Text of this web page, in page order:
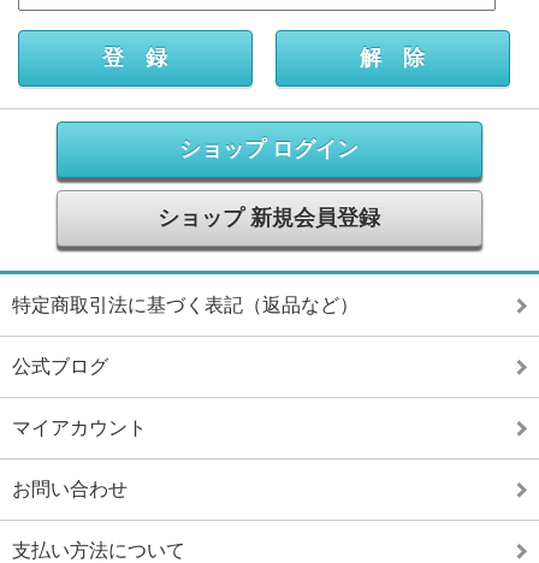
ショップ ログイン
ショップ 新規会員登録
特定商取引法に基づく表記（返品など）
公式ブログ
マイアカウント
お問い合わせ
支払い方法について